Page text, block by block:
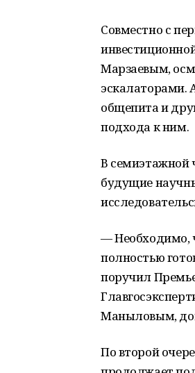
Совместно с
Марзаевым,
эскалаторами.
общепита и
подхода к ним.
В семиэтажной
будущие
— Необходимо,
полностью
поручил
Маныловым,
По второй